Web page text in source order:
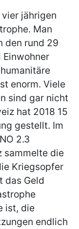
jährigen
Man
den rund 29
Einwohner
enorm. Viele
sind gar nicht
hat 2018 15
gestellt. Im
2.3
sammelte die
Kriegsopfer
das Geld
ist, die
endlich